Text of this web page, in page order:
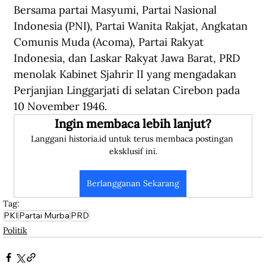
Bersama partai Masyumi, Partai Nasional
Indonesia (PNI), Partai Wanita Rakjat, Angkatan
Comunis Muda (Acoma), Partai Rakyat
Indonesia, dan Laskar Rakyat Jawa Barat, PRD
menolak Kabinet Sjahrir II yang mengadakan
Perjanjian Linggarjati di selatan Cirebon pada
10 November 1946.
Ingin membaca lebih lanjut?
Langgani historia.id untuk terus membaca postingan
eksklusif ini.
Berlangganan Sekarang
Tag:
PKIPartai MurbaPRD
Politik